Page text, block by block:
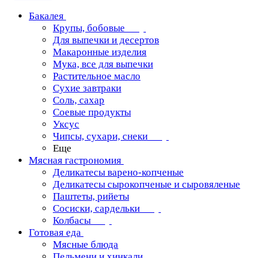
Бакалея
Крупы, бобовые
Для выпечки и десертов
Макаронные изделия
Мука, все для выпечки
Растительное масло
Сухие завтраки
Соль, сахар
Соевые продукты
Уксус
Чипсы, сухари, снеки
Еще
Мясная гастрономия
Деликатесы варено-копченые
Деликатесы сырокопченые и сыровяленые
Паштеты, рийеты
Сосиски, сардельки
Колбасы
Готовая еда
Мясные блюда